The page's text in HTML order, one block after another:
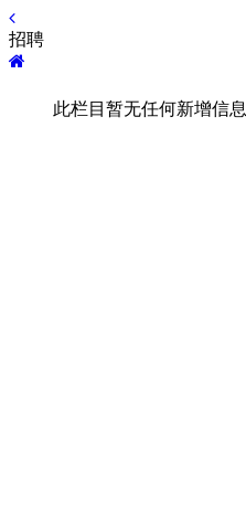
招聘
此栏目暂无任何新增信息